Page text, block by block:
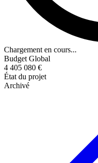
Chargement en cours...
Budget Global
4 405 080 €
État du projet
Archivé